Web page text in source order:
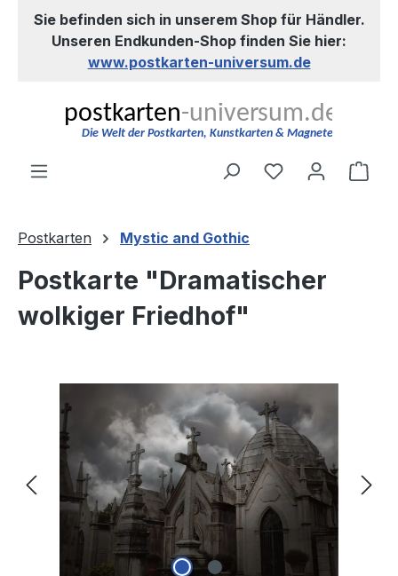
Zum Hauptinhalt springen
Sie befinden sich in unserem Shop für Händler.
Unseren Endkunden-Shop finden Sie hier:
www.postkarten-universum.de
Du hast 0
Postkarten Mystic and Gothic
Postkarte "Dramatischer
wolkiger Friedhof"